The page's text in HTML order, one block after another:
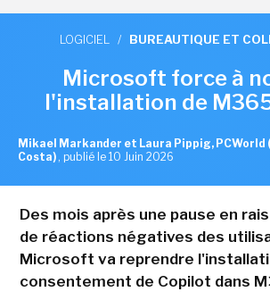
LOGICIEL / BUREAUTIQUE ET
Microsoft force à
l'installation de
Mikael Markander et Laura Pippig, PCWorld
Costa) , publié le 10 Juin 2026
Des mois après une pause en
de réactions négatives des
Microsoft va reprendre
consentement de Copilot dans